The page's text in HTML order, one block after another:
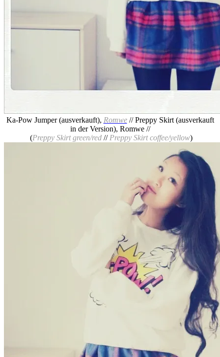
Ka-Pow Jumper (ausverkauft), Romwe// Preppy Skirt (ausverkauft
in der Version), Romwe //
(Preppy Skirt green/red// Preppy Skirt coffee/yellow)